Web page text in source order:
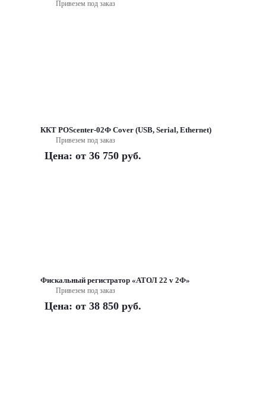
Привезем под заказ
ККТ POScenter-02Ф Cover (USB, Serial, Ethernet)
Привезем под заказ
Цена: от 36 750 руб.
Фискальный регистратор «АТОЛ 22 v 2Ф»
Привезем под заказ
Цена: от 38 850 руб.